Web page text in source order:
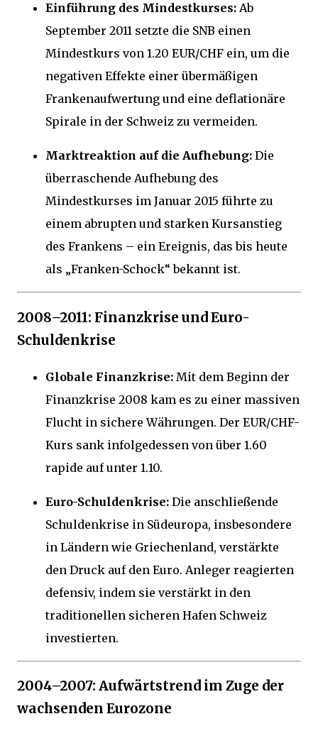
Einführung des Mindestkurses: Ab
September 2011 setzte die SNB einen
Mindestkurs von 1.20 EUR/CHF ein, um die
negativen Effekte einer übermäßigen
Frankenaufwertung und eine deflationäre
Spirale in der Schweiz zu vermeiden.
Marktreaktion auf die Aufhebung: Die
überraschende Aufhebung des
Mindestkurses im Januar 2015 führte zu
einem abrupten und starken Kursanstieg
des Frankens – ein Ereignis, das bis heute
als „Franken-Schock“ bekannt ist.
2008–2011: Finanzkrise und Euro-
Schuldenkrise
Globale Finanzkrise: Mit dem Beginn der
Finanzkrise 2008 kam es zu einer massiven
Flucht in sichere Währungen. Der EUR/CHF-
Kurs sank infolgedessen von über 1.60
rapide auf unter 1.10.
Euro-Schuldenkrise: Die anschließende
Schuldenkrise in Südeuropa, insbesondere
in Ländern wie Griechenland, verstärkte
den Druck auf den Euro. Anleger reagierten
defensiv, indem sie verstärkt in den
traditionellen sicheren Hafen Schweiz
investierten.
2004–2007: Aufwärtstrend im Zuge der
wachsenden Eurozone